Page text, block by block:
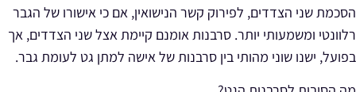
הסכמת שני הצדדים, לפירוק קשר הנישואין, אם כי אישורו של הגבר
רלוונטי ומשמעותי יותר. סרבנות אומנם קיימת אצל שני הצדדים, אך
בפועל, ישנו שוני מהותי בין סרבנות של אישה למתן גט לעומת גבר.